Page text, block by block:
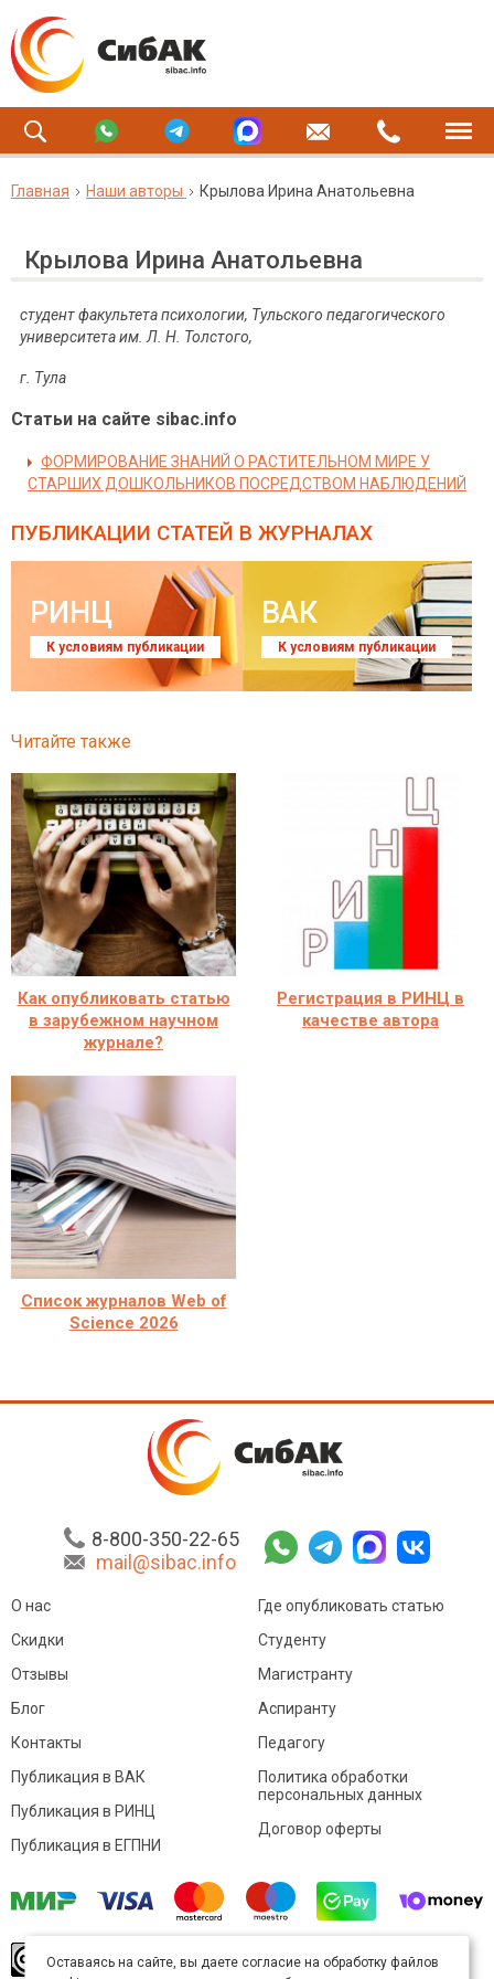
Главная Наши авторы Крылова Ирина Анатольевна
Крылова Ирина Анатольевна
студент факультета психологии, Тульского педагогического
университета им. Л. Н. Толстого,
г. Тула
Статьи на сайте sibac.info
ФОРМИРОВАНИЕ ЗНАНИЙ О РАСТИТЕЛЬНОМ МИРЕ У
СТАРШИХ ДОШКОЛЬНИКОВ ПОСРЕДСТВОМ НАБЛЮДЕНИЙ
ПУБЛИКАЦИИ СТАТЕЙ В ЖУРНАЛАХ
РИНЦ
К условиям публикации
ВАК
К условиям публикации
Читайте также
Как опубликовать статью
в зарубежном научном
журнале?
Регистрация в РИНЦ в
качестве автора
Список журналов Web of
Science 2026
8-800-350-22-65
mail@sibac.info
О нас
Скидки
Отзывы
Блог
Контакты
Где опубликовать статью
Студенту
Магистранту
Аспиранту
Педагогу
Публикация в ВАК
Публикация в РИНЦ
Публикация в ЕГПНИ
Политика обработки
персональных данных
Договор оферты
произведение доступно полицензии Creative
Оставаясь на сайте, вы даете согласие на обработку файлов